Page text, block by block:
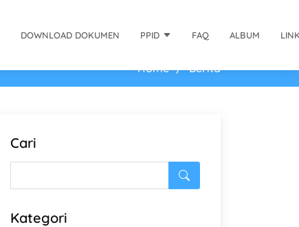
DOWNLOAD DOKUMEN PPID FAQ ALBUM
Home Berita
Cari
Kategori